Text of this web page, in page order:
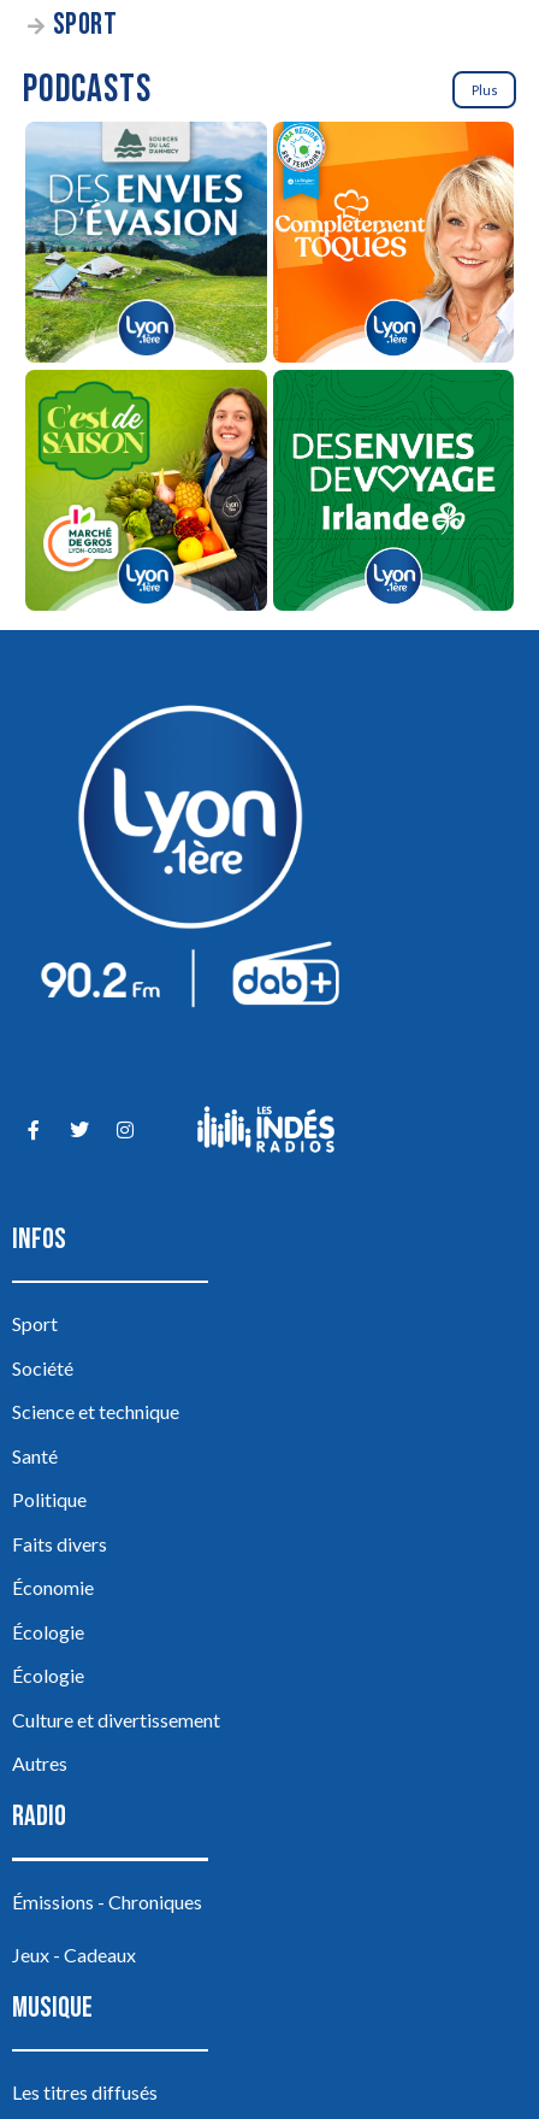
SPORT
PODCASTS Plus
INFOS
Sport
Société
Science et technique
Santé
Politique
Faits divers
Économie
Écologie
Écologie
Culture et divertissement
Autres
RADIO
Émissions - Chroniques
Jeux - Cadeaux
MUSIQUE
Les titres diffusés